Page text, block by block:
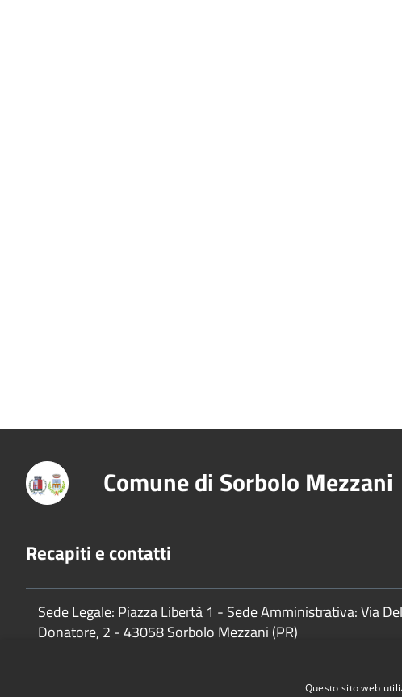
Comune di Sorbolo Mezzani
Recapiti e contatti
Sede Legale: Piazza Libertà 1 - Sede Amministrativa: Via Del
Donatore, 2 - 43058 Sorbolo Mezzani (PR)
Questo sito web